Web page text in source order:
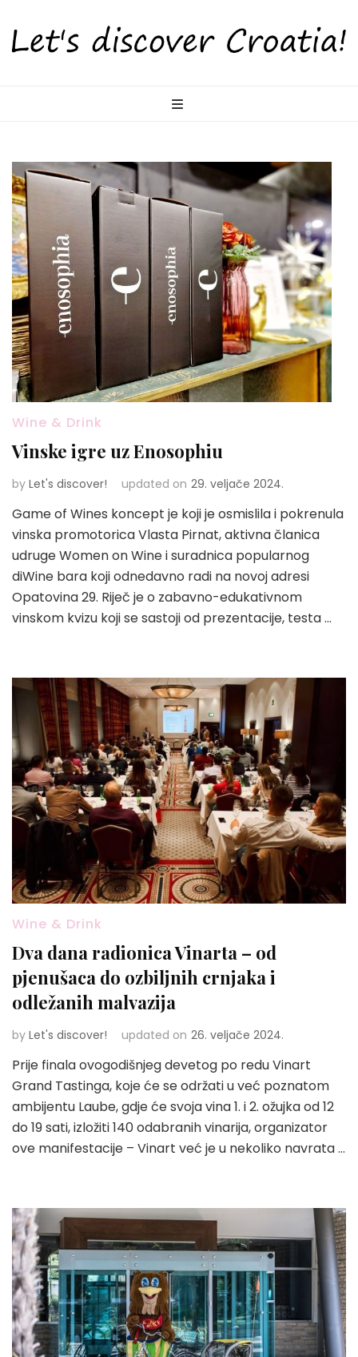
Wine & Drink
Vinske igre uz Enosophiu
by Let's discover! updated on 29. veljače 2024.
Game of Wines koncept je koji je osmislila i pokrenula
vinska promotorica Vlasta Pirnat, aktivna članica
udruge Women on Wine i suradnica popularnog
diWine bara koji odnedavno radi na novoj adresi
Opatovina 29. Riječ je o zabavno-edukativnom
vinskom kvizu koji se sastoji od prezentacije, testa …
Wine & Drink
Dva dana radionica Vinarta – od
pjenušaca do ozbiljnih crnjaka i
odležanih malvazija
by Let's discover! updated on 26. veljače 2024.
Prije finala ovogodišnjeg devetog po redu Vinart
Grand Tastinga, koje će se održati u već poznatom
ambijentu Laube, gdje će svoja vina 1. i 2. ožujka od 12
do 19 sati, izložiti 140 odabranih vinarija, organizator
ove manifestacije – Vinart već je u nekoliko navrata …